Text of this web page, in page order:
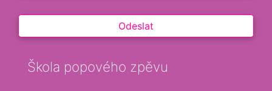
Škola popového zpěvu